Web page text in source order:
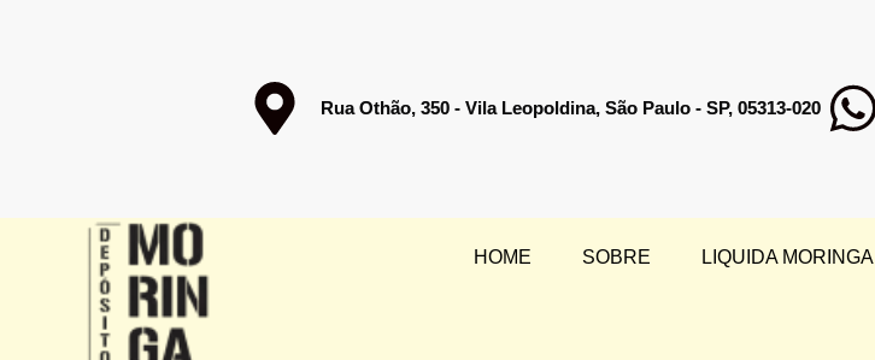
Rua Othão, 350 - Vila Leopoldina, São Paulo - SP, 05313-020
HOME SOBRE LIQUIDA MORINGA